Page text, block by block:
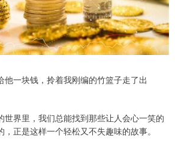
他一块钱，拎着我刚编的竹篮子走了出
世界里，我们总能找到那些让人会心一笑的
正是这样一个轻松又不失趣味的故事。